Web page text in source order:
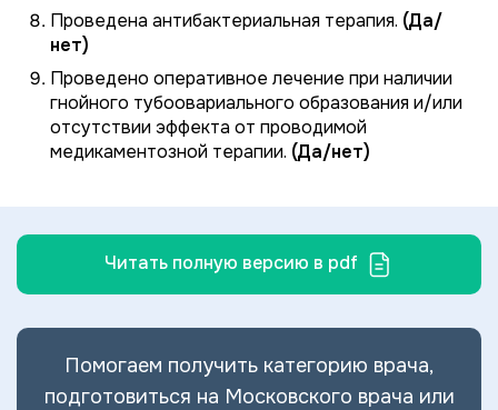
Проведена антибактериальная терапия. (Да/
нет)
Проведено оперативное лечение при наличии
гнойного тубоовариального образования и/или
отсутствии эффекта от проводимой
медикаментозной терапии. (Да/нет)
Читать полную версию в pdf
Помогаем получить категорию врача,
подготовиться на Московского врача или